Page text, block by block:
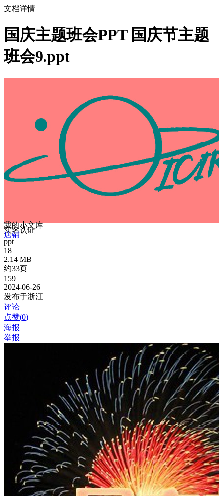
文档详情
国庆主题班会PPT 国庆节主题
班会9.ppt
我的小文库
实名认证
店铺
ppt
18
2.14 MB
约33页
159
2024-06-26
发布于浙江
评论
点赞(0)
海报
举报